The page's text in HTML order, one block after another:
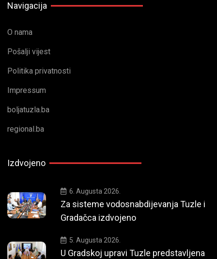
Navigacija
O nama
Pošalji vijest
Politika privatnosti
Impressum
boljatuzla.ba
regional.ba
Izdvojeno
6. Augusta 2026.
Za sisteme vodosnabdijevanja Tuzle i
Gradačca izdvojeno
5. Augusta 2026.
U Gradskoj upravi Tuzle predstavljena